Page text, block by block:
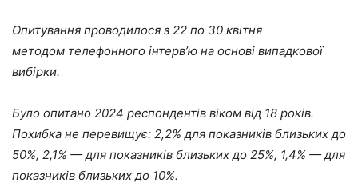
Опитування проводилося з 22 по 30 квітня
методом телефонного інтерв’ю на основі випадкової
вибірки.
Було опитано 2024 респондентів віком від 18 років.
Похибка не перевищує: 2,2% для показників близьких до
50%, 2,1% — для показників близьких до 25%, 1,4% — для
показників близьких до 10%.